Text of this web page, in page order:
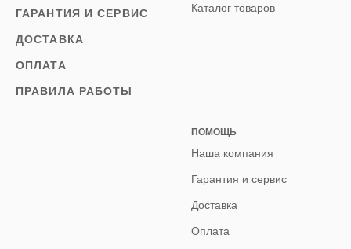
ГАРАНТИЯ И СЕРВИС
ДОСТАВКА
ОПЛАТА
ПРАВИЛА РАБОТЫ
Каталог товаров
ПОМОЩЬ
Наша компания
Гарантия и сервис
Доставка
Оплата